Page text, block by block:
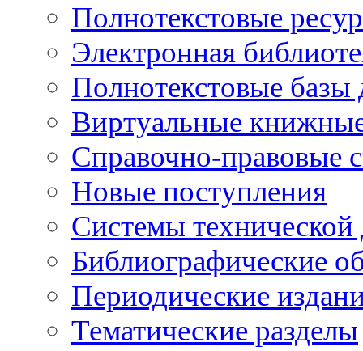
Полнотекстовые
Электронная
Полнотекстовые
Виртуальные
Справочно-правовые
Новые поступления
Cистемы
Библиографические
Периодические
Тематические разделы